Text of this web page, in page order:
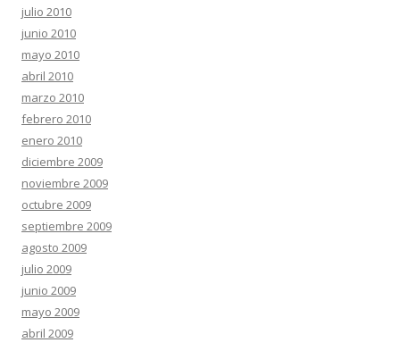
julio 2010
junio 2010
mayo 2010
abril 2010
marzo 2010
febrero 2010
enero 2010
diciembre 2009
noviembre 2009
octubre 2009
septiembre 2009
agosto 2009
julio 2009
junio 2009
mayo 2009
abril 2009